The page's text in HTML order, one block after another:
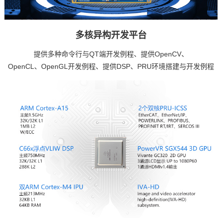
多核异构开发平台
提供多种命令行与QT端开发例程、提供OpenCV、
OpenCL、OpenGL开发例程、提供DSP、PRU环境搭建与开发例程